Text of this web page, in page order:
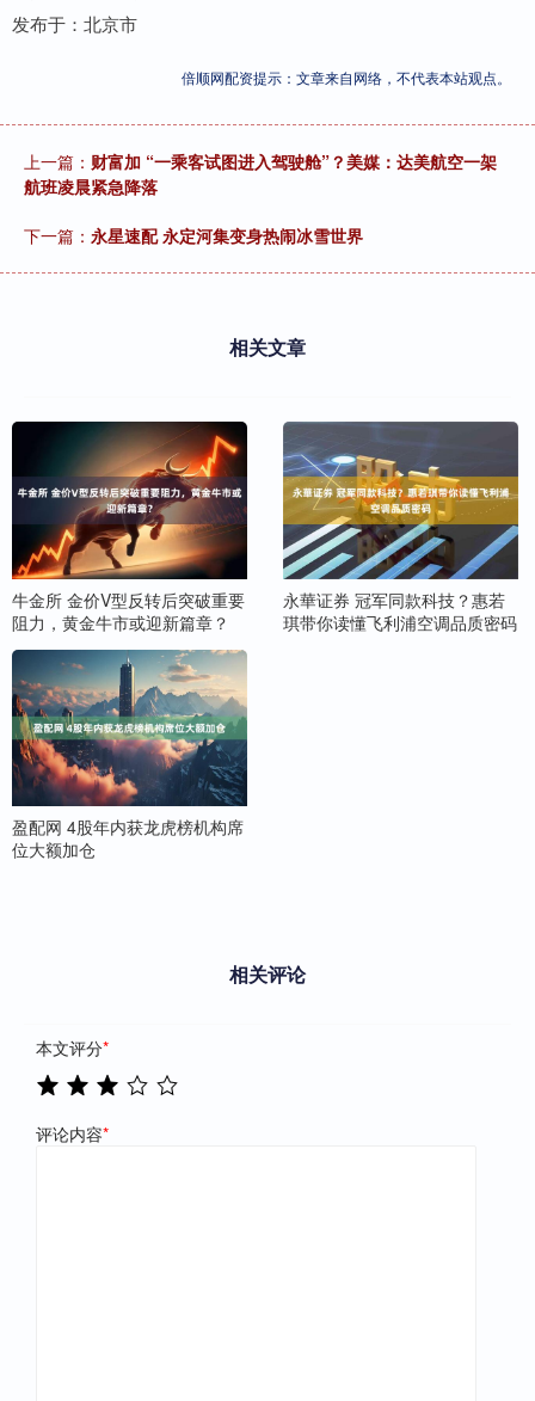
发布于：北京市
倍顺网配资提示：文章来自网络，不代表本站观点。
上一篇： 财富加 “一乘客试图进入驾驶舱”？美媒：达美航空一架
航班凌晨紧急降落
下一篇： 永星速配 永定河集变身热闹冰雪世界
相关文章
牛金所 金价V型反转后突破重要
阻力，黄金牛市或迎新篇章？
永華证券 冠军同款科技？惠若
琪带你读懂飞利浦空调品质密码
盈配网 4股年内获龙虎榜机构席
位大额加仓
相关评论
本文评分*
评论内容*